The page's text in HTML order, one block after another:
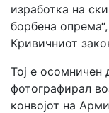
изработка на
борбена
Кривичниот
Тој е осомничен
фотографирал
конвојот на